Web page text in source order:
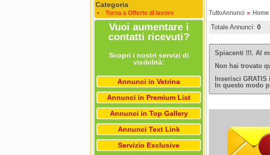
Categoria
Torna a Offerte di lavoro
Vuoi aumentare i
contatti ricevuti?
Scopri i nostri servizi di
visibilità:
Annunci in Vetrina
Annunci in Premium List
Annunci in Top Gallery
Annunci Text Link
Servizio Exclusive
TuttoAnnunci » Home
Totale Annunci: 0
Spiacenti !!!. Al
Non hai trovato
Inserisci
In questo modo